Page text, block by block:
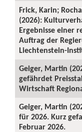
Frick, Karin;
(2026):
Ergebnisse einer
Auftrag der
Liechtenstein-
Geiger, Martin
gefährdet
Wirtschaft
Geiger, Martin
für 2026. Kurz
Februar 2026.